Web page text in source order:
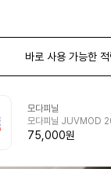
바로 사용 가능한
모다피닐
모다피닐 JUVMOD
75,000원